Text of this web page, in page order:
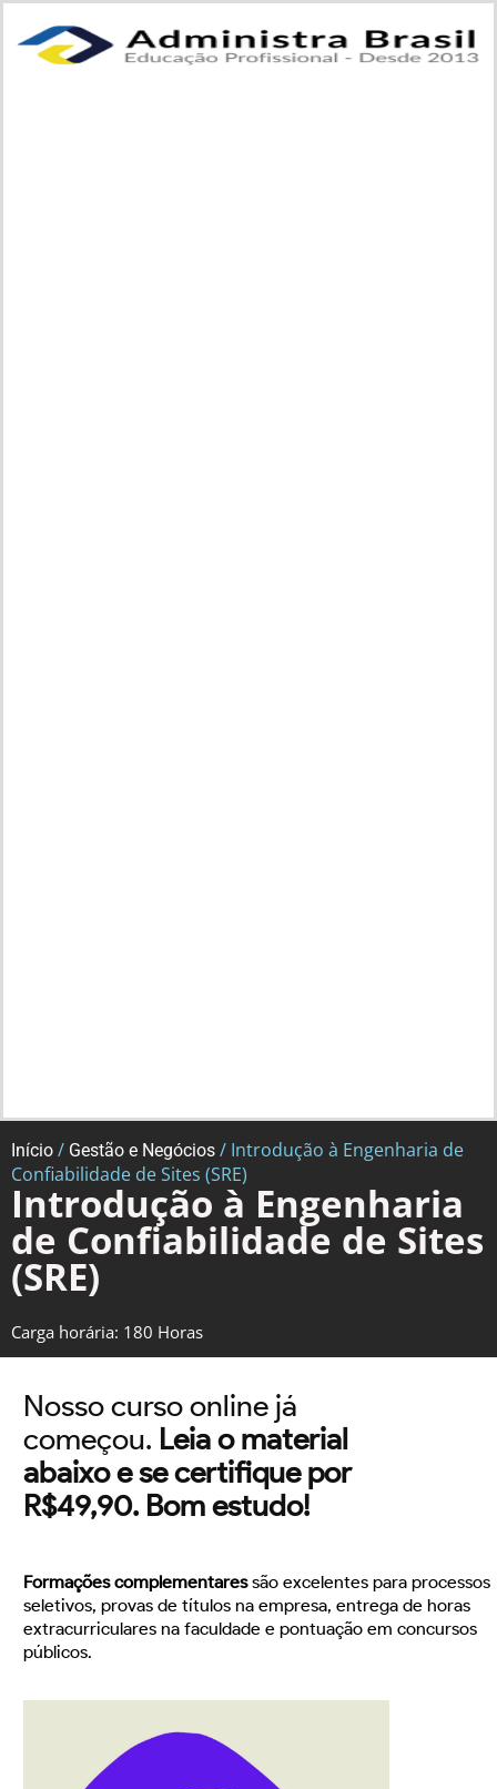
Início / Gestão e Negócios / Introdução à Engenharia de
Confiabilidade de Sites (SRE)
Introdução à Engenharia
de Confiabilidade de Sites
(SRE)
Carga horária: 180 Horas
Nosso curso online já
começou. Leia o material
abaixo e se certifique por
R$49,90. Bom estudo!
Formações complementaressão excelentes para processos
seletivos, provas de títulos na empresa, entrega de horas
extracurriculares na faculdade e pontuação em concursos
públicos.